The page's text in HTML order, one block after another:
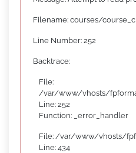
Filename: courses/
Line Number: 252
Backtrace:
File:
/var/www/vhosts/
Line: 252
Function: _error_handler
File: /var/www/vhosts/
Line: 434